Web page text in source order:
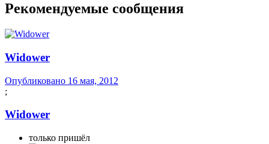
Рекомендуемые сообщения
Widower
Опубликовано 16 мая, 2012
;
Widower
только пришёл